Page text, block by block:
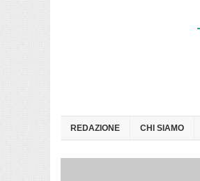
REDAZIONE CHI SIAMO